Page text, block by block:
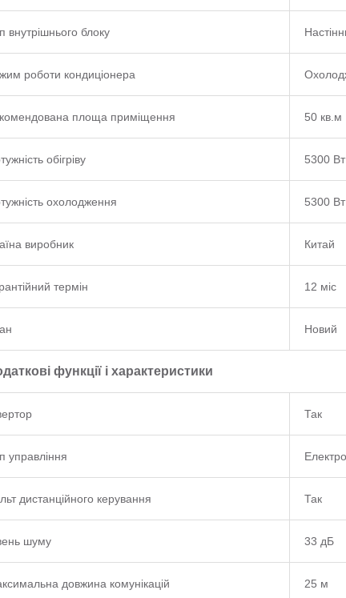
внутрішнього блоку
роботи кондиціонера
площа приміщення 50 кв.м
обігріву 5300 Вт
охолодження 5300 Вт
виробник Китай
термін 12 міс
Новий
функції і характеристики
Так
управління
дистанційного керування Так
шуму 33 дБ
довжина комунікацій 25 м